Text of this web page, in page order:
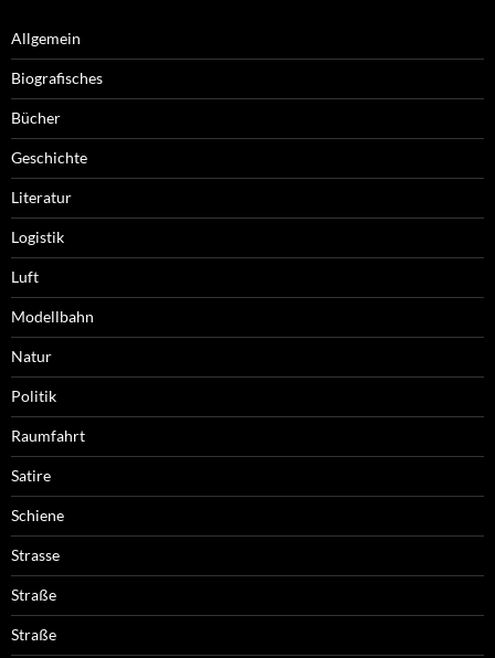
Allgemein
Biografisches
Bücher
Geschichte
Literatur
Logistik
Luft
Modellbahn
Natur
Politik
Raumfahrt
Satire
Schiene
Strasse
Straße
Straße